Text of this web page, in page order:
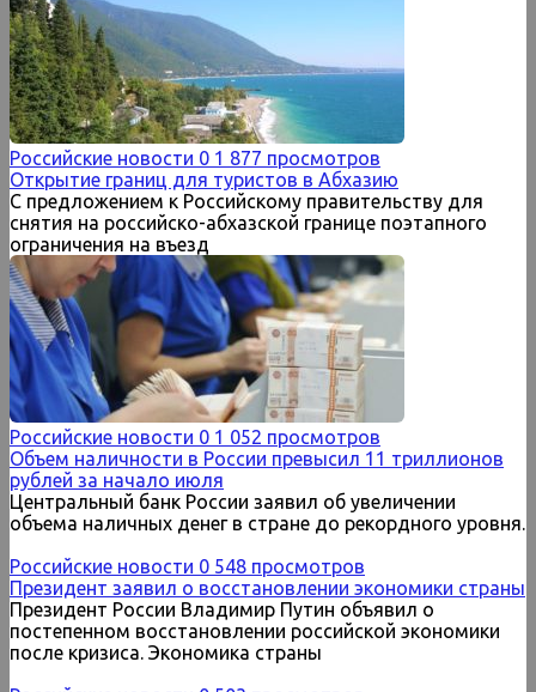
Российские новости 0 1 877 просмотров
Открытие границ для туристов в Абхазию
С предложением к Российскому правительству для
снятия на российско-абхазской границе поэтапного
ограничения на въезд
Российские новости 0 1 052 просмотров
Объем наличности в России превысил 11 триллионов
рублей за начало июля
Центральный банк России заявил об увеличении
объема наличных денег в стране до рекордного уровня.
Российские новости 0 548 просмотров
Президент заявил о восстановлении экономики страны
Президент России Владимир Путин объявил о
постепенном восстановлении российской экономики
после кризиса. Экономика страны